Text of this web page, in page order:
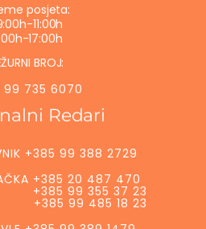
posjeta:
11:00h
17:00h
BROJ:
99 735 6070
Redari
+385 99 388 2729
+385 20 487 470
355 37 23
485 18 23